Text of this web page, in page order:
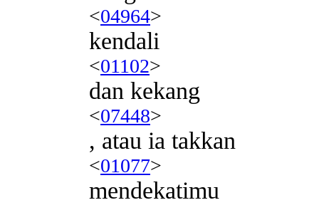
<04964>
kendali
<01102>
dan kekang
<07448>
, atau ia takkan
<01077>
mendekatimu